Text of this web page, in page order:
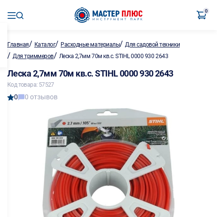
0
Главная/ Каталог/ Расходные материалы/Для садовой техники
/ Для триммеров/ Леска 2,7мм 70м кв.с. STIHL 0000 930 2643
Леска 2,7мм 70м кв.с. STIHL 0000 930 2643
Код товара: 57527
0 0 отзывов